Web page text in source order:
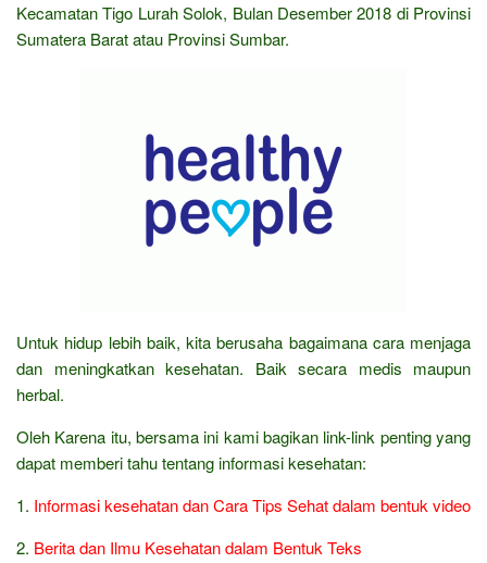
Kecamatan Tigo Lurah Solok, Bulan Desember 2018 di Provinsi
Sumatera Barat atau Provinsi Sumbar.
Untuk hidup lebih baik, kita berusaha bagaimana cara menjaga
dan meningkatkan kesehatan. Baik secara medis maupun
herbal.
Oleh Karena itu, bersama ini kami bagikan link-link penting yang
dapat memberi tahu tentang informasi kesehatan:
1. Informasi kesehatan dan Cara Tips Sehat dalam bentuk video
2. Berita dan Ilmu Kesehatan dalam Bentuk Teks